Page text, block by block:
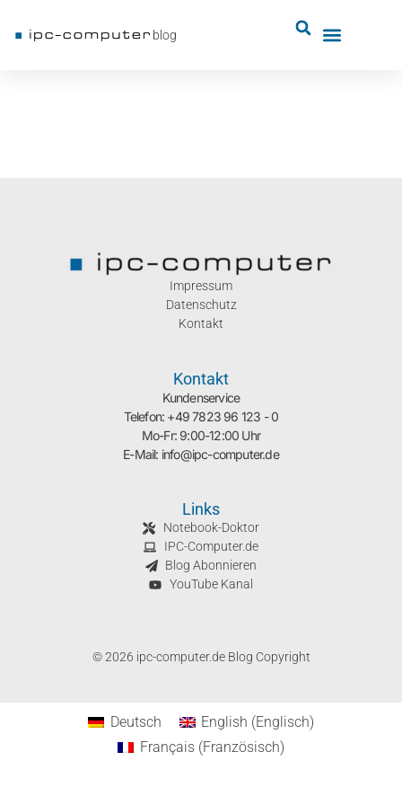
blog
Impressum
Datenschutz
Kontakt
Kontakt
Kundenservice
Telefon: +49 7823 96 123 - 0
Mo-Fr: 9:00-12:00 Uhr
E-Mail: info@ipc-computer.de
Links
Notebook-Doktor
IPC-Computer.de
Blog Abonnieren
YouTube Kanal
© 2026 ipc-computer.de Blog Copyright
Deutsch English (Englisch)
Français(Französisch)